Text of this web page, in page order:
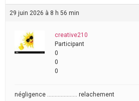
29 juin 2026 à 8 h 56 min
creative210
Participant
0
0
0
négligence ……………….. relachement